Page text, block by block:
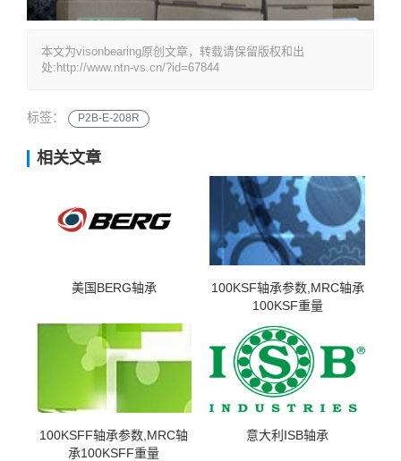
本文为visonbearing原创文章，转载请保留版权和出
处:http://www.ntn-vs.cn/?id=67844
标签： P2B-E-208R
相关文章
美国BERG轴承
100KSF轴承参数,MRC轴承
100KSF重量
100KSFF轴承参数,MRC轴
承100KSFF重量
意大利ISB轴承